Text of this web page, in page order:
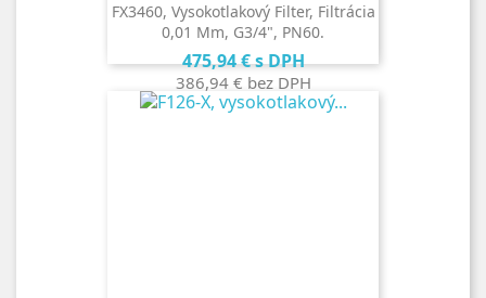
FX3460, Vysokotlakový Filter, Filtrácia
0,01 Μm, G3/4", PN60.
Cena
475,94 €s DPH
386,94 € bez DPH